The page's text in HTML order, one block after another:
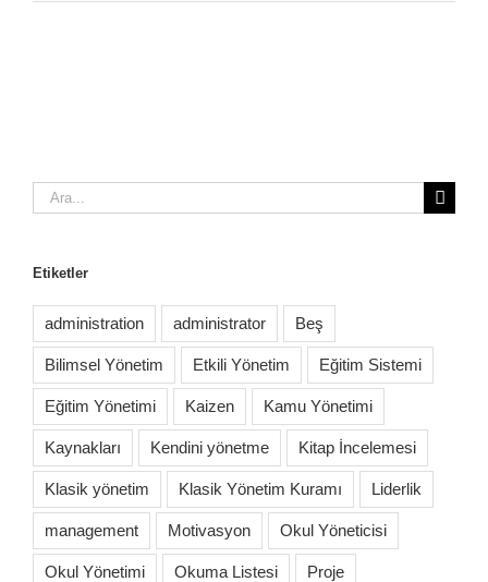
Ara:
Etiketler
administration administrator Beş
Bilimsel Yönetim Etkili Yönetim Eğitim Sistemi
Eğitim Yönetimi Kaizen Kamu Yönetimi
Kaynakları Kendini yönetme Kitap İncelemesi
Klasik yönetim Klasik Yönetim Kuramı Liderlik
management Motivasyon Okul Yöneticisi
Okul Yönetimi Okuma Listesi Proje